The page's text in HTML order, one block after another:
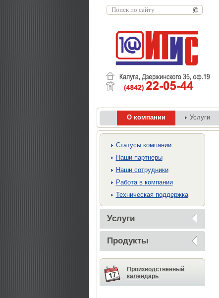
О компании Услуги
Cтатусы компании
Наши партнеры
Наши сотрудники
Работа в компании
Техническая поддержка
Услуги
Продукты
Производственный
календарь